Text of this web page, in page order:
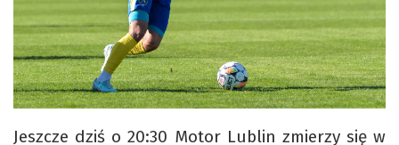
Jeszcze dziś o 20:30 Motor Lublin zmierzy się w